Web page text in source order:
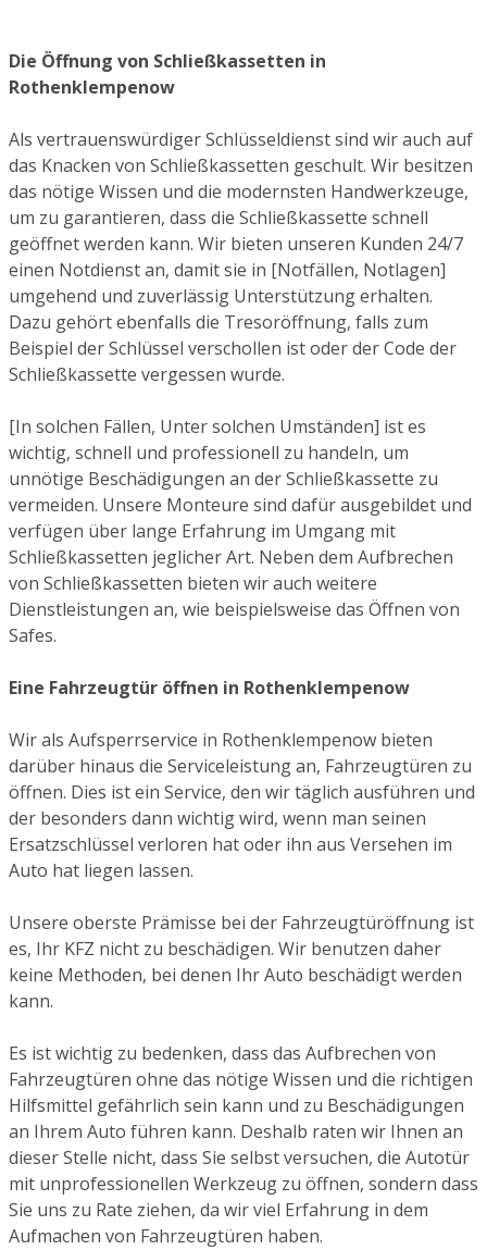
Die Öffnung von Schließkassetten in
Rothenklempenow
Als vertrauenswürdiger Schlüsseldienst sind wir auch auf
das Knacken von Schließkassetten geschult. Wir besitzen
das nötige Wissen und die modernsten Handwerkzeuge,
um zu garantieren, dass die Schließkassette schnell
geöffnet werden kann. Wir bieten unseren Kunden 24/7
einen Notdienst an, damit sie in [Notfällen, Notlagen]
umgehend und zuverlässig Unterstützung erhalten.
Dazu gehört ebenfalls die Tresoröffnung, falls zum
Beispiel der Schlüssel verschollen ist oder der Code der
Schließkassette vergessen wurde.
[In solchen Fällen, Unter solchen Umständen] ist es
wichtig, schnell und professionell zu handeln, um
unnötige Beschädigungen an der Schließkassette zu
vermeiden. Unsere Monteure sind dafür ausgebildet und
verfügen über lange Erfahrung im Umgang mit
Schließkassetten jeglicher Art. Neben dem Aufbrechen
von Schließkassetten bieten wir auch weitere
Dienstleistungen an, wie beispielsweise das Öffnen von
Safes.
Eine Fahrzeugtür öffnen in Rothenklempenow
Wir als Aufsperrservice in Rothenklempenow bieten
darüber hinaus die Serviceleistung an, Fahrzeugtüren zu
öffnen. Dies ist ein Service, den wir täglich ausführen und
der besonders dann wichtig wird, wenn man seinen
Ersatzschlüssel verloren hat oder ihn aus Versehen im
Auto hat liegen lassen.
Unsere oberste Prämisse bei der Fahrzeugtüröffnung ist
es, Ihr KFZ nicht zu beschädigen. Wir benutzen daher
keine Methoden, bei denen Ihr Auto beschädigt werden
kann.
Es ist wichtig zu bedenken, dass das Aufbrechen von
Fahrzeugtüren ohne das nötige Wissen und die richtigen
Hilfsmittel gefährlich sein kann und zu Beschädigungen
an Ihrem Auto führen kann. Deshalb raten wir Ihnen an
dieser Stelle nicht, dass Sie selbst versuchen, die Autotür
mit unprofessionellen Werkzeug zu öffnen, sondern dass
Sie uns zu Rate ziehen, da wir viel Erfahrung in dem
Aufmachen von Fahrzeugtüren haben.